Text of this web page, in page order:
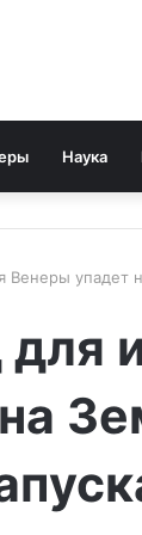
Наука
Венеры упадет